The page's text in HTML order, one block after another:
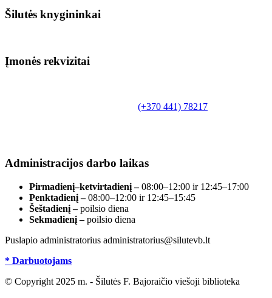
Šilutės knygininkai
Įmonės rekvizitai
(+370 441) 78217
Administracijos darbo laikas
Pirmadienį–ketvirtadienį –08:00–12:00 ir 12:45–17:00
Penktadienį –08:00–12:00 ir 12:45–15:45
Šeštadienį –poilsio diena
Sekmadienį –poilsio diena
Puslapio administratorius administratorius@silutevb.lt
* Darbuotojams
© Copyright 2025 m. - Šilutės F. Bajoraičio viešoji biblioteka